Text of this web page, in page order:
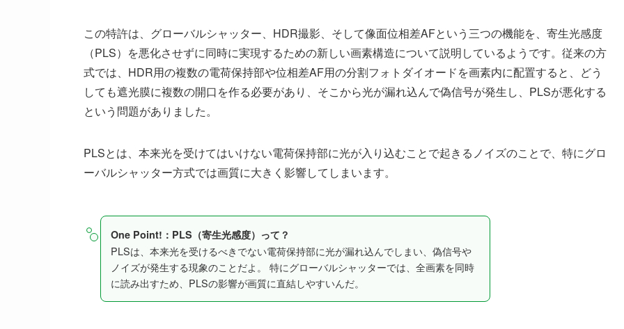
この特許は、グローバルシャッター、HDR撮影、そして像面位相差AFという三つの機能を、寄生光感度
（PLS）を悪化させずに同時に実現するための新しい画素構造について説明しているようです。従来の方
式では、HDR用の複数の電荷保持部や位相差AF用の分割フォトダイオードを画素内に配置すると、どう
しても遮光膜に複数の開口を作る必要があり、そこから光が漏れ込んで偽信号が発生し、PLSが悪化する
という問題がありました。
PLSとは、本来光を受けてはいけない電荷保持部に光が入り込むことで起きるノイズのことで、特にグロ
ーバルシャッター方式では画質に大きく影響してしまいます。
One Point!：PLS（寄生光感度）って？
PLSは、本来光を受けるべきでない電荷保持部に光が漏れ込んでしまい、偽信号や
ノイズが発生する現象のことだよ。 特にグローバルシャッターでは、全画素を同時
に読み出すため、PLSの影響が画質に直結しやすいんだ。